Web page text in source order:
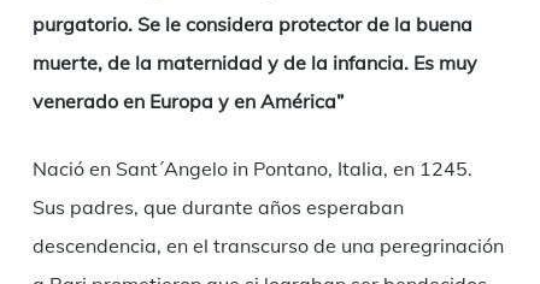
purgatorio. Se le considera protector de la buena
muerte, de la maternidad y de la infancia. Es muy
venerado en Europa y en América”
Nació en Sant´Angelo in Pontano, Italia, en 1245.
Sus padres, que durante años esperaban
descendencia, en el transcurso de una peregrinación